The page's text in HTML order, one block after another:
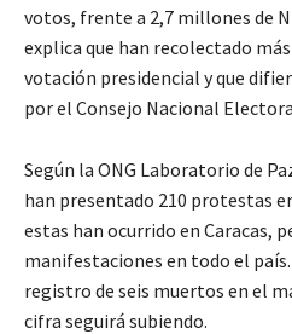
votos, frente a 2,7 millones de
explica que han recolectado
votación presidencial y que
por el Consejo Nacional
Según la ONG Laboratorio de
han presentado 210 protestas
estas han ocurrido en Caracas,
manifestaciones en todo el
registro de seis muertos en el
cifra seguirá subiendo.